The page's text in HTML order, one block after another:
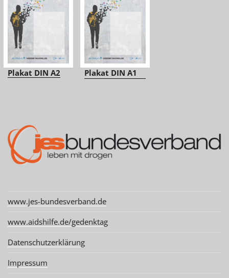
Plakat DIN A2 Plakat DIN A1
www.jes-bundesverband.de
www.aidshilfe.de/gedenktag
Datenschutzerklärung
Impressum